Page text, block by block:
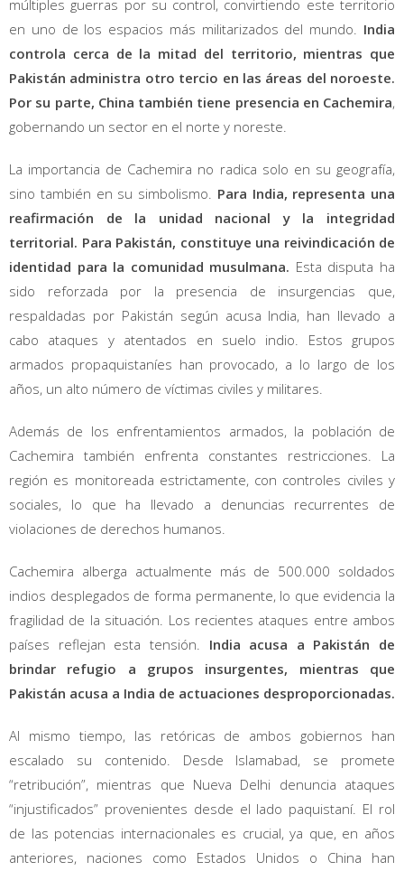
múltiples guerras por su control, convirtiendo este territorio
en uno de los espacios más militarizados del mundo. India
controla cerca de la mitad del territorio, mientras que
Pakistán administra otro tercio en las áreas del noroeste.
Por su parte, China también tiene presencia en Cachemira,
gobernando un sector en el norte y noreste.
La importancia de Cachemira no radica solo en su geografía,
sino también en su simbolismo. Para India, representa una
reafirmación de la unidad nacional y la integridad
territorial. Para Pakistán, constituye una reivindicación de
identidad para la comunidad musulmana. Esta disputa ha
sido reforzada por la presencia de insurgencias que,
respaldadas por Pakistán según acusa India, han llevado a
cabo ataques y atentados en suelo indio. Estos grupos
armados propaquistaníes han provocado, a lo largo de los
años, un alto número de víctimas civiles y militares.
Además de los enfrentamientos armados, la población de
Cachemira también enfrenta constantes restricciones. La
región es monitoreada estrictamente, con controles civiles y
sociales, lo que ha llevado a denuncias recurrentes de
violaciones de derechos humanos.
Cachemira alberga actualmente más de 500.000 soldados
indios desplegados de forma permanente, lo que evidencia la
fragilidad de la situación. Los recientes ataques entre ambos
países reflejan esta tensión. India acusa a Pakistán de
brindar refugio a grupos insurgentes, mientras que
Pakistán acusa a India de actuaciones desproporcionadas.
Al mismo tiempo, las retóricas de ambos gobiernos han
escalado su contenido. Desde Islamabad, se promete
“retribución”, mientras que Nueva Delhi denuncia ataques
“injustificados” provenientes desde el lado paquistaní. El rol
de las potencias internacionales es crucial, ya que, en años
anteriores, naciones como Estados Unidos o China han